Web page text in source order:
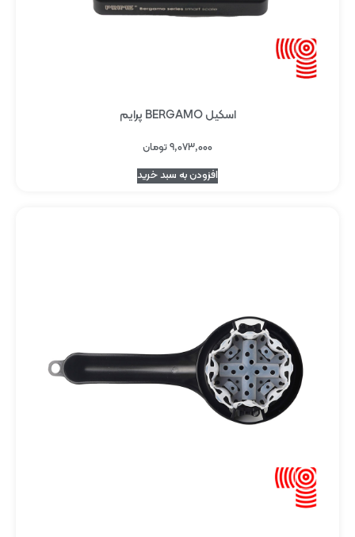
اسکیل BERGAMO پرایم
۹,۰۷۳,۰۰۰تومان
افزودن به سبد خرید